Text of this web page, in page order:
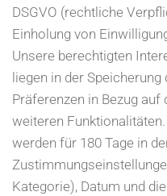
DSGVO (rechtliche
Einholung von
Unsere berechtigten
liegen in der
Präferenzen in Bezug auf
weiteren
werden für 180 Tage in
Kategorie), Datum und